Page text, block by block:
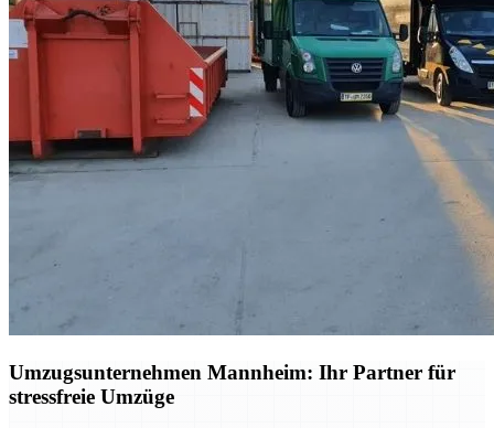
Umzugsunternehmen Mannheim: Ihr Partner für
stressfreie Umzüge